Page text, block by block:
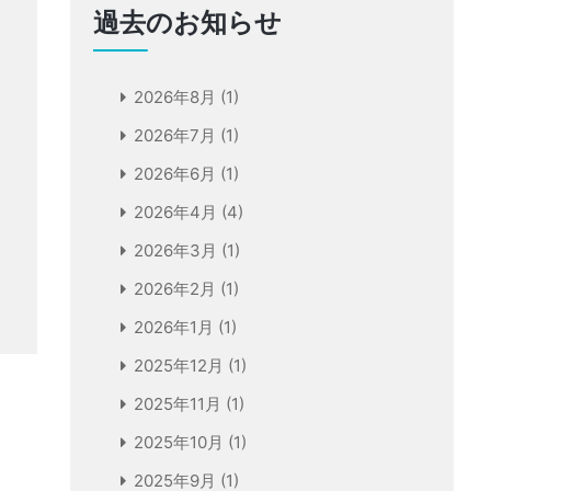
過去のお知らせ
2026年8月 (1)
2026年7月 (1)
2026年6月 (1)
2026年4月 (4)
2026年3月 (1)
2026年2月 (1)
2026年1月 (1)
2025年12月 (1)
2025年11月 (1)
2025年10月 (1)
2025年9月 (1)